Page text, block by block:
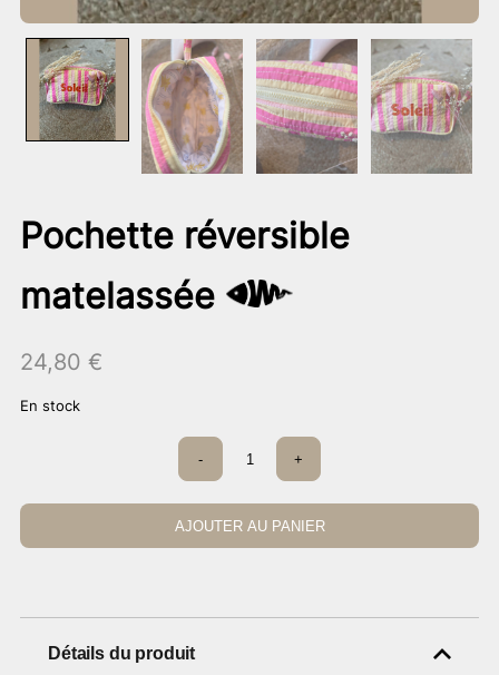
Pochette réversible
matelassée
24,80 €
En stock
quantité
Pochette
réversible
matelassée
- +
AJOUTER AU PANIER
Détails du produit